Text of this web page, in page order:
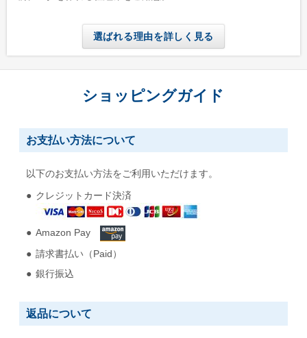
選ばれる理由を詳しく見る
ショッピングガイド
お支払い方法について
以下のお支払い方法をご利用いただけます。
クレジットカード決済
Amazon Pay
請求書払い（Paid）
銀行振込
返品について